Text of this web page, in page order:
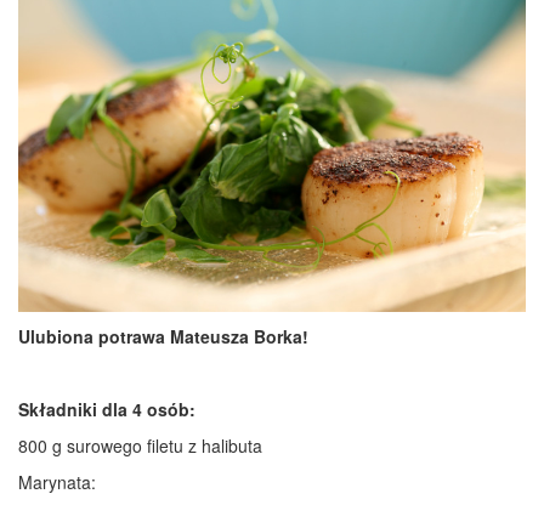
Ulubiona potrawa Mateusza Borka!
Składniki dla 4 osób:
800 g surowego filetu z halibuta
Marynata: